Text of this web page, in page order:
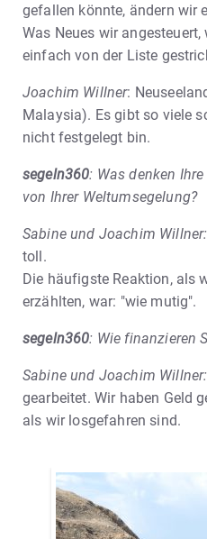
gefallen könnte, ändern wir
Was Neues wir
einfach von der Liste
Joachim Willner:
Malaysia). Es gibt so viele
nicht festgelegt bin.
segeln360: Was denken
von Ihrer Weltumsegelung?
Sabine und Joachim Willner:
toll.
Die häufigste Reaktion, als
erzählten, war: "wie mutig".
segeln360: Wie finanzieren
Sabine und Joachim Willner:
gearbeitet. Wir haben Geld
als wir losgefahren sind.